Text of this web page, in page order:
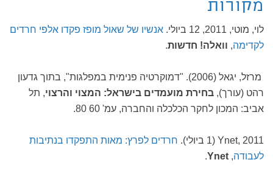
מקורות
לוי, מוטי, 2011, 12 ביולי.
אנשיו של שאול מופז פקדו אלפי חרדים
לקדימה, וואלה! חדשות.
מרזל, יגאל (2006). "דמוקרטיה פנימית במפלגות", בתוך גדעון
רהט (עורך), בחירת מועמדים בישראל: המצוי והרצוי, תל
אביב: המכון לחקר הכלכלה והחברה, עמ' 60 80.
Ynet, 2011 (1 ביולי).
חרדים לפרץ: מאות התפקדו בנתיבות
לעבודה,
Ynet
.